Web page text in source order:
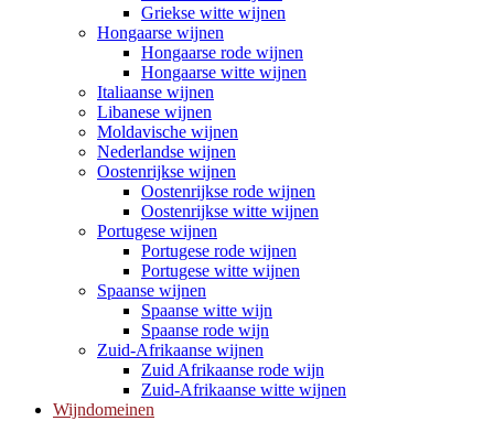
Griekse witte wijnen
Hongaarse wijnen
Hongaarse rode wijnen
Hongaarse witte wijnen
Italiaanse wijnen
Libanese wijnen
Moldavische wijnen
Nederlandse wijnen
Oostenrijkse wijnen
Oostenrijkse rode wijnen
Oostenrijkse witte wijnen
Portugese wijnen
Portugese rode wijnen
Portugese witte wijnen
Spaanse wijnen
Spaanse witte wijn
Spaanse rode wijn
Zuid-Afrikaanse wijnen
Zuid Afrikaanse rode wijn
Zuid-Afrikaanse witte wijnen
Wijndomeinen